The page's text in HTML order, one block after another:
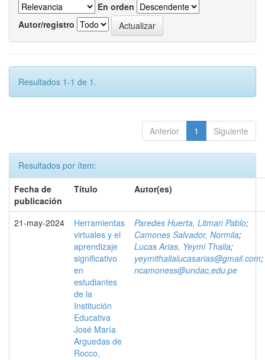
En orden
Autor/registro
Resultados 1-1 de 1.
Anterior 1 Siguiente
Resultados por ítem:
Fecha de
publicación
Título Autor(es)
21-may-2024
Herramientas
virtuales y el
aprendizaje
significativo
en
estudiantes
de la
Institución
Educativa
José María
Arguedas de
Rocco,
Paredes Huerta, Litman Pablo;
Camones Salvador, Normila;
Lucas Arias, Yeymi Thalia;
yeymithalialucasarias@gmail.com;
ncamoness@undac,edu.pe